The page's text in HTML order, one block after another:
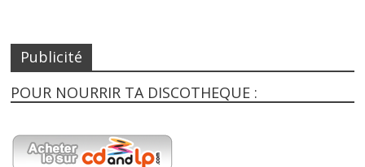
Publicité
POUR NOURRIR TA DISCOTHEQUE :